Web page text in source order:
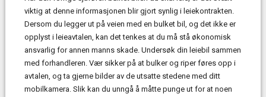
viktig at denne informasjonen blir gjort synlig i leiekontrakten.
Dersom du legger ut på veien med en bulket bil, og det ikke er
opplyst i leieavtalen, kan det tenkes at du må stå økonomisk
ansvarlig for annen manns skade. Undersøk din leiebil sammen
med forhandleren. Vær sikker på at bulker og riper føres opp i
avtalen, og ta gjerne bilder av de utsatte stedene med ditt
mobilkamera. Slik kan du unngå å måtte punge ut for at noen